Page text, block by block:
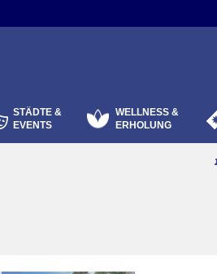
STÄDTE &
EVENTS
WELLNESS &
ERHOLUNG